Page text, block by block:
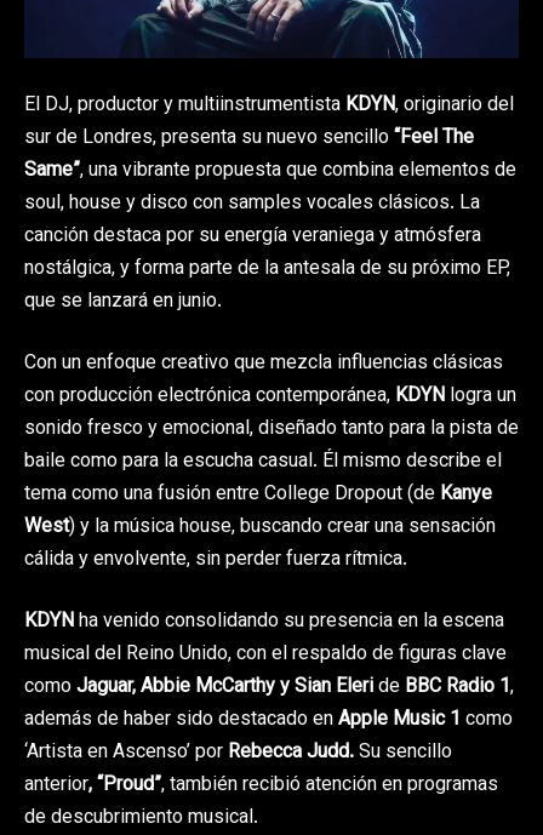
El DJ, productor y multiinstrumentista KDYN, originario del
sur de Londres, presenta su nuevo sencillo“Feel The
Same”, una vibrante propuesta que combina elementos de
soul, house y disco con samples vocales clásicos. La
canción destaca por su energía veraniega y atmósfera
nostálgica, y forma parte de la antesala de su próximo EP,
que se lanzará en junio.
Con un enfoque creativo que mezcla influencias clásicas
con producción electrónica contemporánea, KDYN logra un
sonido fresco y emocional, diseñado tanto para la pista de
baile como para la escucha casual. Él mismo describe el
tema como una fusión entre College Dropout (de Kanye
West) y la música house, buscando crear una sensación
cálida y envolvente, sin perder fuerza rítmica.
KDYNha venido consolidando su presencia en la escena
musical del Reino Unido, con el respaldo de figuras clave
comoJaguar, Abbie McCarthy y Sian Eleride BBC Radio 1,
además de haber sido destacado enApple Music 1 como
‘Artista en Ascenso’ por Rebecca Judd.Su sencillo
anterior, “Proud”, también recibió atención en programas
de descubrimiento musical.